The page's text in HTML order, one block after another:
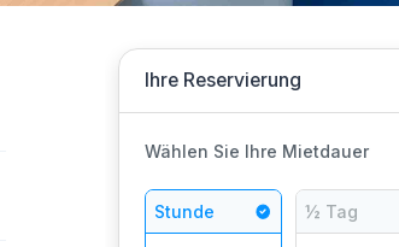
Ihre Reservierung
Wählen Sie Ihre Mietdauer
Stunde ½ Tag